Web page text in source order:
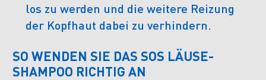
los zu werden und die weitere Reizung
der Kopfhaut dabei zu verhindern.
SO WENDEN SIE DAS SOS LÄUSE-
SHAMPOO RICHTIG AN